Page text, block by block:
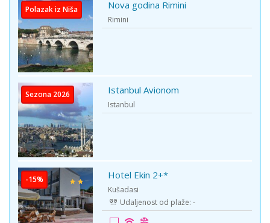
Polazak iz Niša Nova godina Rimini
Rimini
Sezona 2026 Istanbul Avionom
Istanbul
-15% Hotel Ekin 2+*
Kušadasi
Udaljenost od plaže: -